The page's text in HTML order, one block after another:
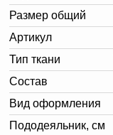
Размер общий
Артикул
Тип ткани
Состав
Вид оформления
Пододеяльник, см